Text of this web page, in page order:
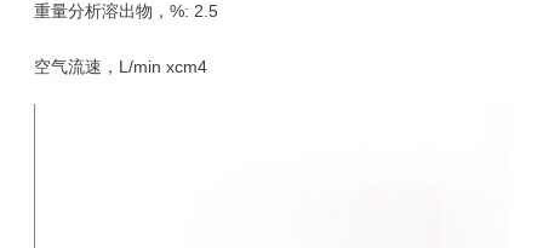
重量分析溶出物，%: 2.5
空气流速，L/min xcm4